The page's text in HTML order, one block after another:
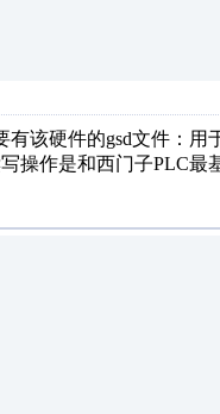
该硬件的gsd文件：
操作是和西门子PLC